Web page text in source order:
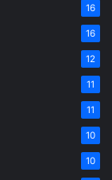
16
16
12
11
11
10
10